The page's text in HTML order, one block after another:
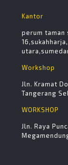
Kantor
perum taman
Workshop
Jln. Kramat
Tangerang
WORKSHOP
Jln. Raya